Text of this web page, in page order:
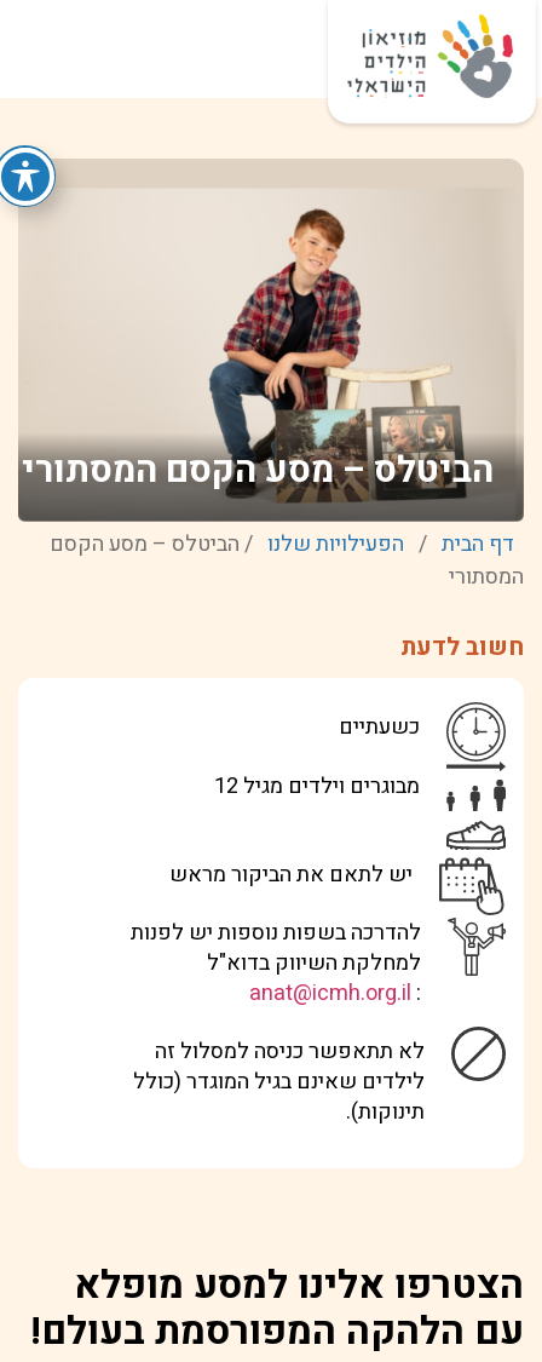
הביטלס – מסע הקסם המסתורי
דף הבית / הפעילויות שלנו / הביטלס – מסע הקסם
המסתורי
חשוב לדעת
כשעתיים
מבוגרים וילדים מגיל 12
יש לתאם את הביקור מראש
להדרכה בשפות נוספות יש לפנות
למחלקת השיווק בדוא"ל
anat@icmh.org.il
לא תתאפשר כניסה למסלול זה
לילדים שאינם בגיל המוגדר (כולל
תינוקות).
הצטרפו אלינו למסע מופלא
עם הלהקה המפורסמת בעולם!